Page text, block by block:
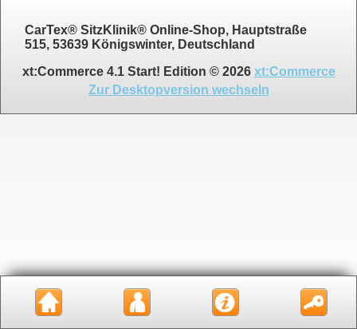
CarTex® SitzKlinik® Online-Shop, Hauptstraße
515, 53639 Königswinter, Deutschland
xt:Commerce 4.1 Start! Edition © 2026 xt:Commerce
Zur Desktopversion wechseln